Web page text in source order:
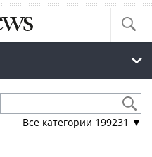
Все категории 199231 ▼